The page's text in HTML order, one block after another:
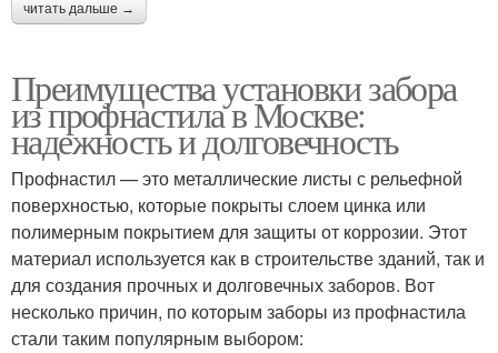
читать дальше →
Преимущества установки забора
из профнастила в Москве:
надежность и долговечность
Профнастил — это металлические листы с рельефной
поверхностью, которые покрыты слоем цинка или
полимерным покрытием для защиты от коррозии. Этот
материал используется как в строительстве зданий, так и
для создания прочных и долговечных заборов. Вот
несколько причин, по которым заборы из профнастила
стали таким популярным выбором: